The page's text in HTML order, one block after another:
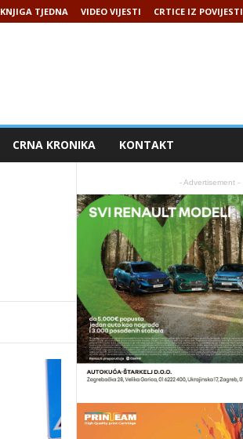
KNJIGA TJEDNA VIDEO VIJESTI CRTICE IZ POVIJESTI
CRNA KRONIKA KONTAKT
- Advertisement -